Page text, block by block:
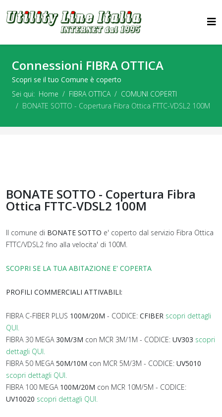
Connessioni FIBRA OTTICA
Scopri se il tuo Comune è coperto
Sei qui: Home FIBRA OTTICA
COMUNI COPERTI
BONATE SOTTO - Copertura Fibra Ottica FTTC-VDSL2 100M
BONATE SOTTO - Copertura Fibra
Ottica FTTC-VDSL2 100M
Il comune di BONATE SOTTO e' coperto dal servizio Fibra Ottica
FTTC/VDSL2 fino alla velocita' di 100M.
SCOPRI SE LA TUA ABITAZIONE E' COPERTA
PROFILI COMMERCIALI ATTIVABILI:
FIBRA C-FIBER PLUS 100M/20M - CODICE: CFIBER scopri dettagli
QUI.
FIBRA 30 MEGA30M/3M con MCR 3M/1M - CODICE: UV303 scopri
dettagli QUI.
FIBRA 50 MEGA50M/10M con MCR 5M/3M - CODICE: UV5010
scopri dettagli QUI.
FIBRA 100 MEGA 100M/20M con MCR 10M/5M - CODICE:
UV10020 scopri dettagli QUI.